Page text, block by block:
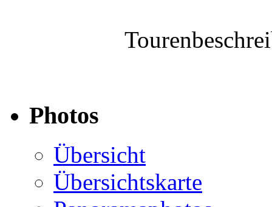
Photos
Übersicht
Übersichtskarte